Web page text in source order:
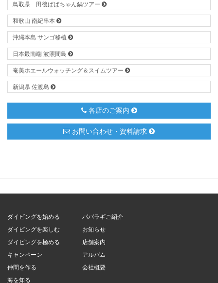
鳥取県 田後ばばちゃん鍋ツアー
和歌山 南紀串本
沖縄本島 サンゴ移植
日本最南端 波照間島
奄美ホエールウォッチング＆スイムツアー
新潟県 佐渡島
各店のご案内
お問い合わせ・資料請求
ダイビングを始める
ダイビングを楽しむ
ダイビングを極める
キャンペーン
仲間を作る
海を知る
パパラギご紹介
お知らせ
店舗案内
アルバム
会社概要